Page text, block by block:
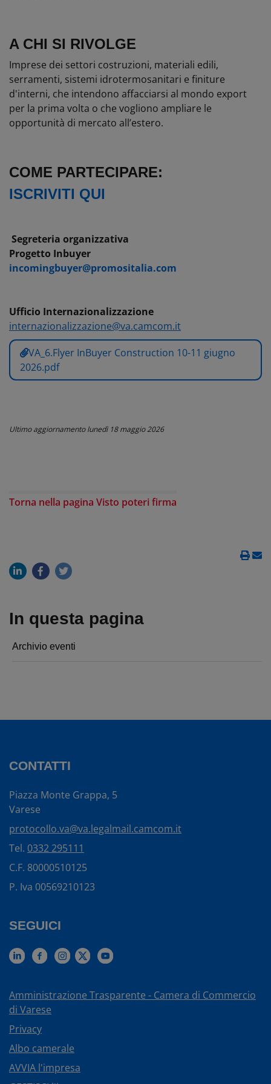
A CHI SI RIVOLGE
Imprese dei settori costruzioni, materiali edili,
serramenti, sistemi idrotermosanitari e finiture
d'interni, che intendono affacciarsi al mondo export
per la prima volta o che vogliono ampliare le
opportunità di mercato all’estero.
COME PARTECIPARE:
ISCRIVITI QUI
Segreteria organizzativa
Progetto Inbuyer
incomingbuyer@promositalia.com
Ufficio Internazionalizzazione
internazionalizzazione@va.camcom.it
VA_6.Flyer InBuyer Construction 10-11 giugno
2026.pdf
Ultimo aggiornamentolunedì 18 maggio 2026
Torna nella pagina Visto poteri firma
In questa pagina
Archivio eventi
CONTATTI
Piazza Monte Grappa, 5
Varese
protocollo.va@va.legalmail.camcom.it
Tel. 0332 295111
C.F. 80000510125
P. Iva 00569210123
SEGUICI
Amministrazione Trasparente - Camera di Commercio
di Varese
Privacy
Albo camerale
AVVIA l'impresa